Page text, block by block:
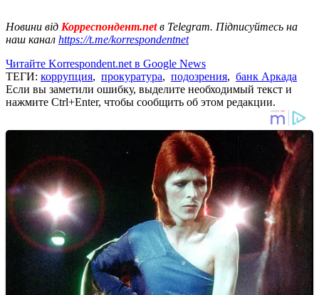
Новини від Корреспондент.netв Telegram. Підписуйтесь на
наш канал https://t.me/korrespondentnet
Читайте Korrespondent.net в Google News
ТЕГИ: коррупция, прокуратура, подозрения, банк Аркада
Если вы заметили ошибку, выделите необходимый текст и
нажмите Ctrl+Enter, чтобы сообщить об этом редакции.